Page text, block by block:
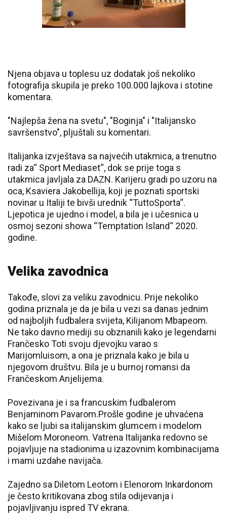
Njena objava u toplesu uz dodatak još nekoliko
fotografija skupila je preko 100.000 lajkova i stotine
komentara.
"Najlepša žena na svetu", "Boginja" i "Italijansko
savršenstvo", pljuštali su komentari.
Italijanka izvještava sa najvećih utakmica, a trenutno
radi za“ Sport Mediaset“, dok se prije toga s
utakmica javljala za DAZN. Karijeru gradi po uzoru na
oca, Ksaviera Jakobellija, koji je poznati sportski
novinar u Italiji te bivši urednik “TuttoSporta“.
Ljepotica je ujedno i model, a bila je i učesnica u
osmoj sezoni showa “Temptation Island“ 2020.
godine.
Velika zavodnica
Takođe, slovi za veliku zavodnicu. Prije nekoliko
godina priznala je da je bila u vezi sa danas jednim
od najboljih fudbalera svijeta, Kilijanom Mbapeom.
Ne tako davno mediji su obznanili kako je legendarni
Frančesko Toti svoju djevojku varao s
Marijomluisom, a ona je priznala kako je bila u
njegovom društvu. Bila je u burnoj romansi da
Frančeskom Anjelijema.
Povezivana je i sa francuskim fudbalerom
Benjaminom Pavarom.Prošle godine je uhvaćena
kako se ljubi sa italijanskim glumcem i modelom
Mišelom Moroneom. Vatrena Italijanka redovno se
pojavljuje na stadionima u izazovnim kombinacijama
i mami uzdahe navijača.
Zajedno sa Diletom Leotom i Elenorom Inkardonom
je često kritikovana zbog stila odijevanja i
pojavljivanju ispred TV ekrana.